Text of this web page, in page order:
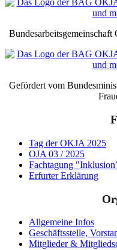
Gefördert vom
Tag der OKJA 2025
OJA 03 / 2025
Fachtagung
Erfurter Erklärung
Allgemeine Infos
Geschäftsstelle,
Mitglieder &